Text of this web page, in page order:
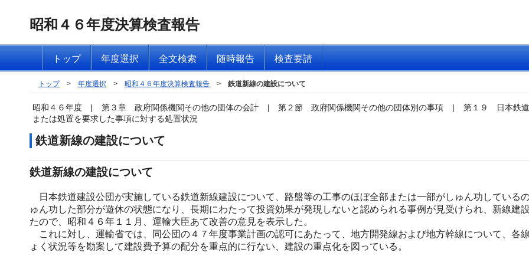
昭和４６年度決算検査報告
トップ 年度選択 全文検索 随時報告 検査要請
トップ > 年度選択 > 昭和４６年度決算検査報告 > 鉄道新線の建設について
昭和４６年度 | 第３章 政府関係機関その他の団体の会計 | 第２節 政府関係機関その他の団体別の事項 | 第１９ 日本鉄道
または処置を要求した事項に対する処置状況
鉄道新線の建設について
鉄道新線の建設について
日本鉄道建設公団が実施している鉄道新線建設について、路盤等の工事のほぼ全部または一部がしゅん功している
ゅん功した部分が遊休の状態になり、長期にわたって投資効果が発現しないと認められる事例が見受けられ、新線建
たので、昭和４６年１１月、運輸大臣あて改善の意見を表示した。
これに対し、運輸省では、同公団の４７年度事業計画の認可にあたって、地方開発線および地方幹線について、各
ょく状況等を勘案して建設費予算の配分を重点的に行ない、建設の重点化を図っている。